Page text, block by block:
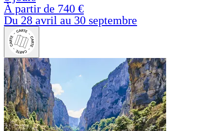
À partir de 740 €
Du 28 avril au 30 septembre